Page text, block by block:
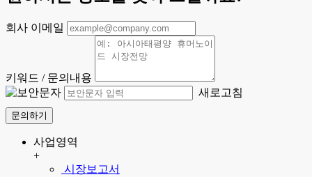
회사 이메일
키워드 / 문의내용
새로고침
문의하기
사업영역
+
시장보고서